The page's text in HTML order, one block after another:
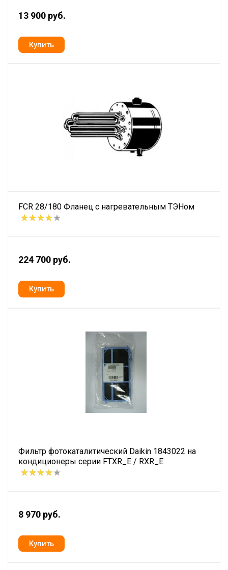
13 900 руб.
FCR 28/180 Фланец с нагревательным ТЭНом
224 700 руб.
Фильтр фотокаталитический Daikin 1843022 на
кондиционеры серии FTXR_E / RXR_E
8 970 руб.